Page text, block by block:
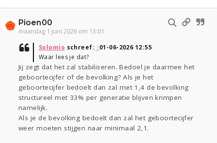
Pioen00
maandag 1 juni 2026 om 13:01
Solomio schreef: ↑01-06-2026 12:55
Waar lees je dat?
Jij zegt dat het zal stabiliseren. Bedoel je daarmee het
geboortecijfer of de bevolking? Als je het
geboortecijfer bedoelt dan zal met 1,4 de bevolking
structureel met 33% per generatie blijven krimpen
namelijk.
Als je de bevolking bedoelt dan zal het geboortecijfer
weer moeten stijgen naar minimaal 2,1.